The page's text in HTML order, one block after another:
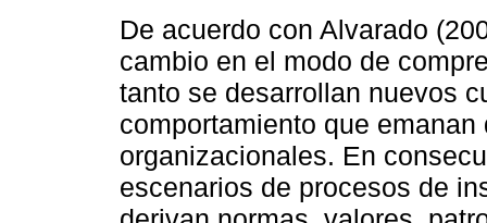
De acuerdo con Alvarado
cambio en el modo de
tanto se desarrollan nuevos
comportamiento que
organizacionales. En
escenarios de procesos de